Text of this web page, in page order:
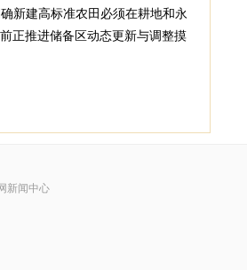
新建高标准农田必须在耕地和永
正推进储备区动态更新与调整摸
新闻中心